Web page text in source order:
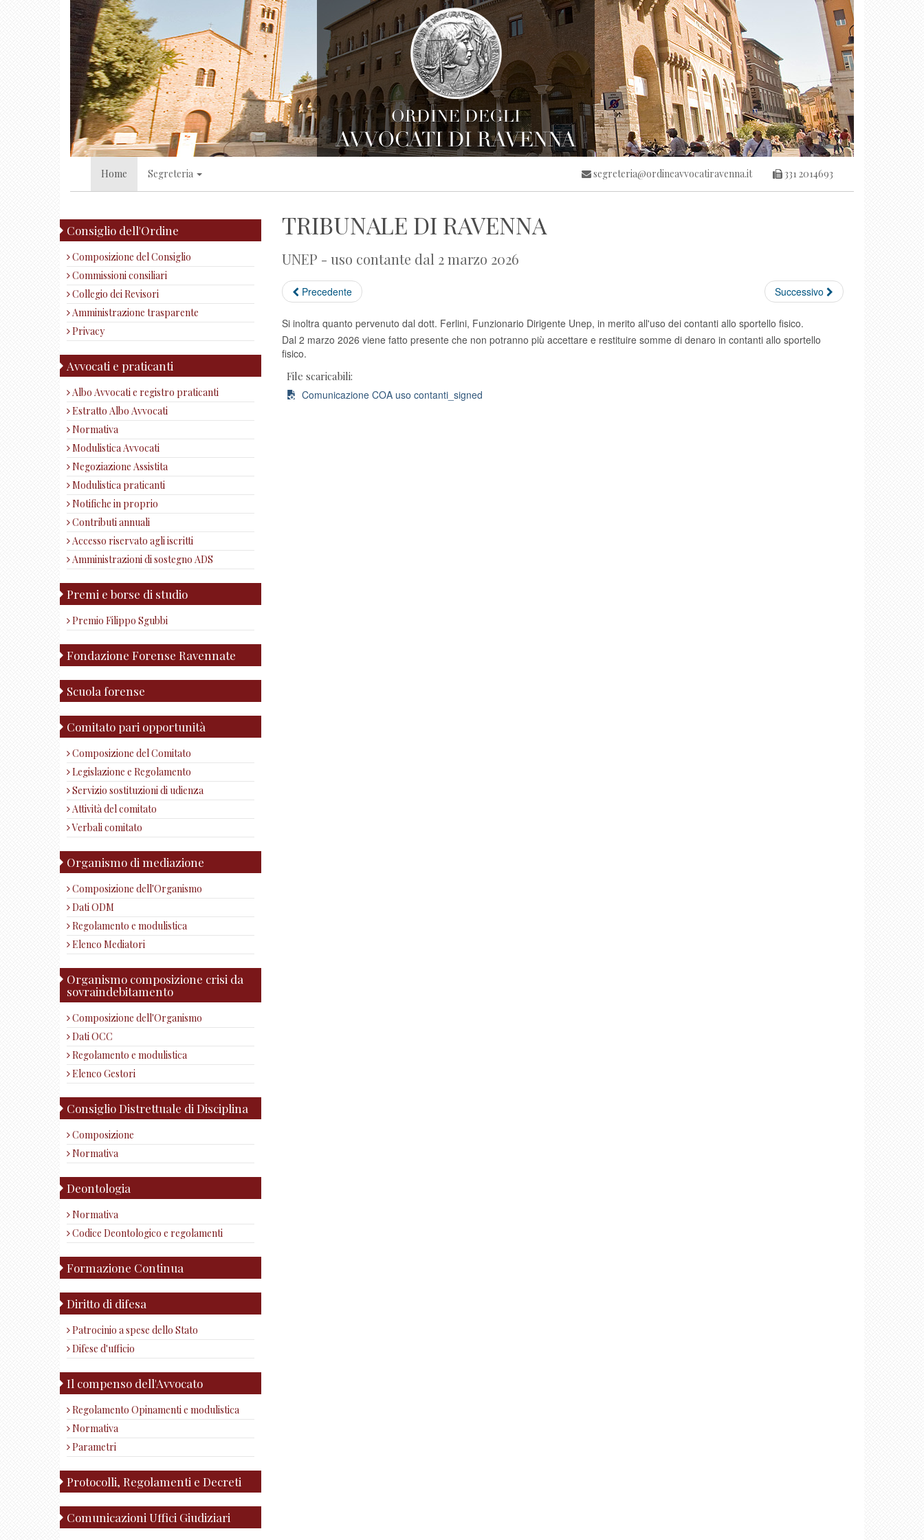
Home Segreteria segreteria@ordineavvocatiravenna.it 331 2014693
Consiglio dell'Ordine
Composizione del Consiglio
Commissioni consiliari
Collegio dei Revisori
Amministrazione trasparente
Privacy
Avvocati e praticanti
Albo Avvocati e registro praticanti
Estratto Albo Avvocati
Normativa
Modulistica Avvocati
Negoziazione Assistita
Modulistica praticanti
Notifiche in proprio
Contributi annuali
Accesso riservato agli iscritti
Amministrazioni di sostegno ADS
Premi e borse di studio
Premio Filippo Sgubbi
Fondazione Forense Ravennate
Scuola forense
Comitato pari opportunità
Composizione del Comitato
Legislazione e Regolamento
Servizio sostituzioni di udienza
Attività del comitato
Verbali comitato
Organismo di mediazione
Composizione dell'Organismo
Dati ODM
Regolamento e modulistica
Elenco Mediatori
Organismo composizione crisi da
sovraindebitamento
Composizione dell'Organismo
Dati OCC
Regolamento e modulistica
Elenco Gestori
Consiglio Distrettuale di Disciplina
Composizione
Normativa
Deontologia
Normativa
Codice Deontologico e regolamenti
Formazione Continua
Diritto di difesa
Patrocinio a spese dello Stato
Difese d'ufficio
Il compenso dell'Avvocato
Regolamento Opinamenti e modulistica
Normativa
Parametri
Protocolli, Regolamenti e Decreti
Comunicazioni Uffici Giudiziari
TRIBUNALE DI RAVENNA
UNEP - uso contante dal 2 marzo 2026
Precedente Successivo
Si inoltra quanto pervenuto dal dott. Ferlini, Funzionario Dirigente Unep, in merito all'uso dei contanti allo sportello fisico.
Dal 2 marzo 2026 viene fatto presente che non potranno più accettare e restituire somme di denaro in contanti allo sportello
fisico.
File scaricabili:
Comunicazione COA uso contanti_signed